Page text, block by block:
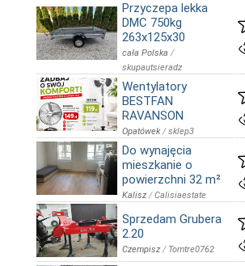
Przyczepa lekka
DMC 750kg
263x125x30
cała Polska /
skupautsieradz
Wentylatory
BESTFAN
RAVANSON
Opatówek/sklep3
Do wynajęcia
mieszkanie o
powierzchni 32 m²
Kalisz /Calisiaestate
Sprzedam Grubera
2.20
Czempisz / Tomtre0762